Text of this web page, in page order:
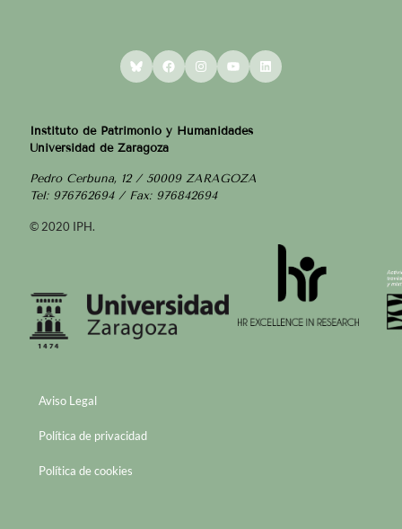
BlueskyFacebookInstagram
YouTubeLinkedIn
Instituto de Patrimonio y Humanidades
Universidad de Zaragoza
Pedro Cerbuna, 12 / 50009 ZARAGOZA
Tel: 976762694 / Fax: 976842694
© 2020 IPH.
Aviso Legal
Política de privacidad
Política de cookies